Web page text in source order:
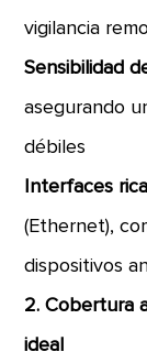
vigilancia
Sensibilidad
asegurando
débiles
Interfaces
(Ethernet),
dispositivos
2. Cobertura
ideal